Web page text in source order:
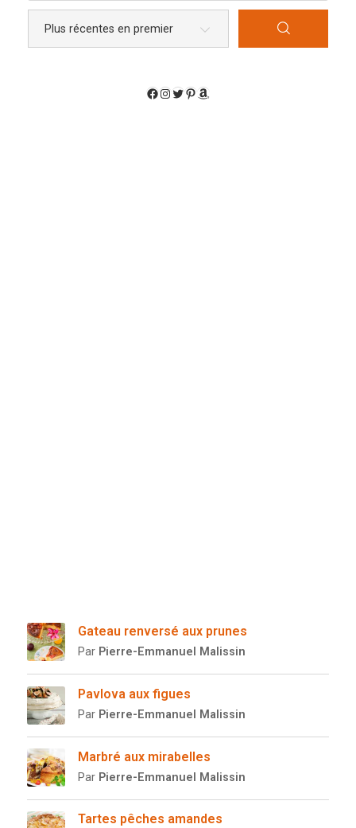
Gateau renversé aux prunes
Par Pierre-Emmanuel Malissin
Pavlova aux figues
Par Pierre-Emmanuel Malissin
Marbré aux mirabelles
Par Pierre-Emmanuel Malissin
Tartes pêches amandes